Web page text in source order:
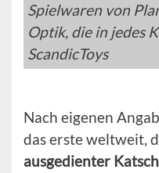
Spielwaren von
Optik, die in jedes
ScandicToys
Nach eigenen
das erste weltweit,
ausgedienter